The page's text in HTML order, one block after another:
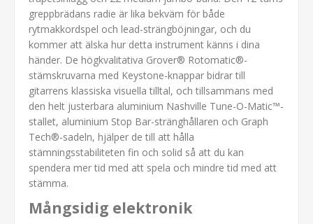
greppbrädans radie är lika bekväm för både
rytmakkordspel och lead-strängböjningar, och du
kommer att älska hur detta instrument känns i dina
händer. De högkvalitativa Grover® Rotomatic®-
stämskruvarna med Keystone-knappar bidrar till
gitarrens klassiska visuella tilltal, och tillsammans med
den helt justerbara aluminium Nashville Tune-O-Matic™-
stallet, aluminium Stop Bar-stränghållaren och Graph
Tech®-sadeln, hjälper de till att hålla
stämningsstabiliteten fin och solid så att du kan
spendera mer tid med att spela och mindre tid med att
stämma.
Mångsidig elektronik